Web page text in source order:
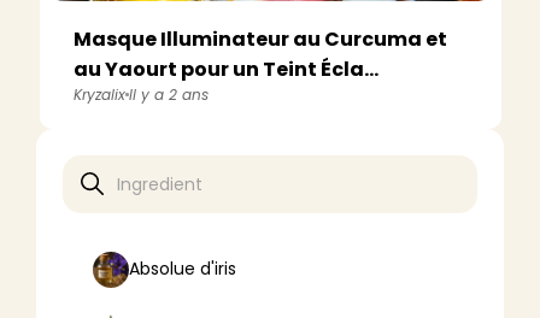
Absolue d'iris
Masque Illuminateur au Curcuma et
au Yaourt pour un Teint Écla...
KryzalixIl y a 2 ans